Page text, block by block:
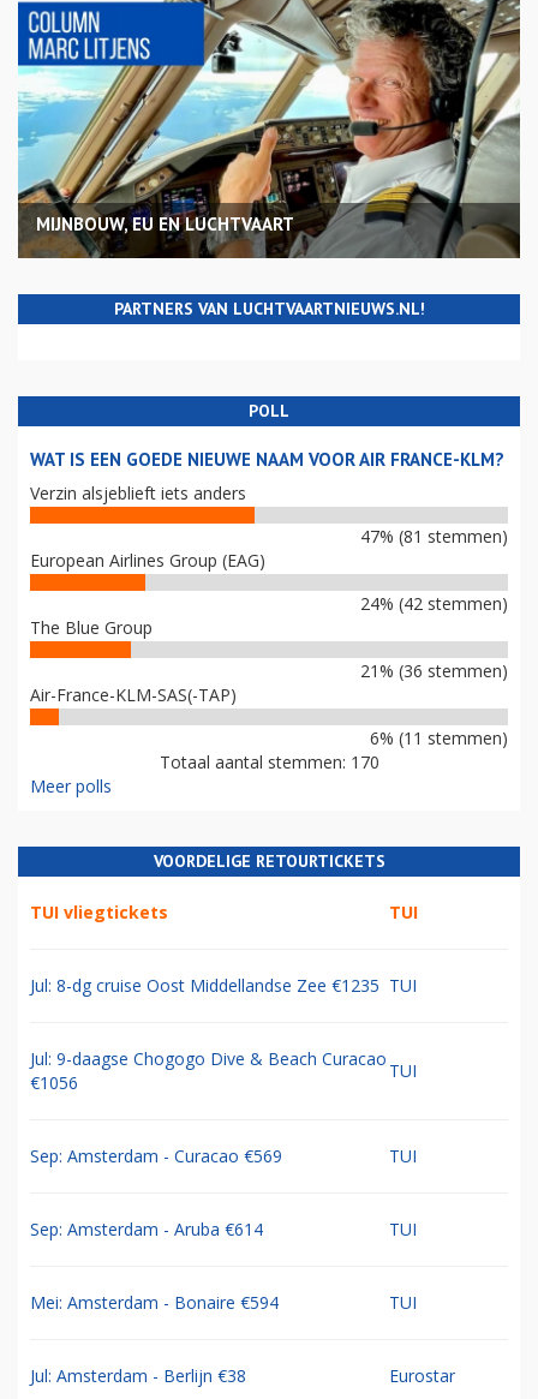
MIJNBOUW, EU EN LUCHTVAART
PARTNERS VAN LUCHTVAARTNIEUWS.NL!
POLL
WAT IS EEN GOEDE NIEUWE NAAM VOOR AIR FRANCE-KLM?
Verzin alsjeblieft iets anders
47% (81 stemmen)
European Airlines Group (EAG)
24% (42 stemmen)
The Blue Group
21% (36 stemmen)
Air-France-KLM-SAS(-TAP)
6% (11 stemmen)
Totaal aantal stemmen: 170
Meer polls
VOORDELIGE RETOURTICKETS
TUI vliegtickets TUI
Jul: 8-dg cruise Oost Middellandse Zee €1235 TUI
Jul: 9-daagse Chogogo Dive & Beach Curacao
€1056
TUI
Sep: Amsterdam - Curacao €569 TUI
Sep: Amsterdam - Aruba €614 TUI
Mei: Amsterdam - Bonaire €594 TUI
Jul: Amsterdam - Berlijn €38 Eurostar